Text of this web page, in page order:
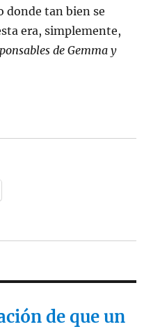
tan bien se
era, simplemente,
de Gemma y
de que un